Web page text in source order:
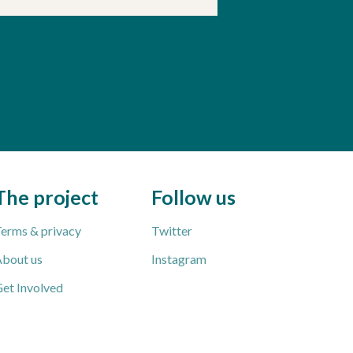
project
& privacy
us
Involved
Follow us
Twitter
Instagram